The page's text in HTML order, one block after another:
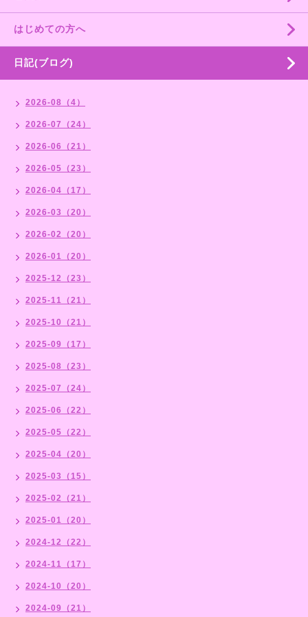
はじめての方へ
日記(ブログ)
2026-08（4）
2026-07（24）
2026-06（21）
2026-05（23）
2026-04（17）
2026-03（20）
2026-02（20）
2026-01（20）
2025-12（23）
2025-11（21）
2025-10（21）
2025-09（17）
2025-08（23）
2025-07（24）
2025-06（22）
2025-05（22）
2025-04（20）
2025-03（15）
2025-02（21）
2025-01（20）
2024-12（22）
2024-11（17）
2024-10（20）
2024-09（21）